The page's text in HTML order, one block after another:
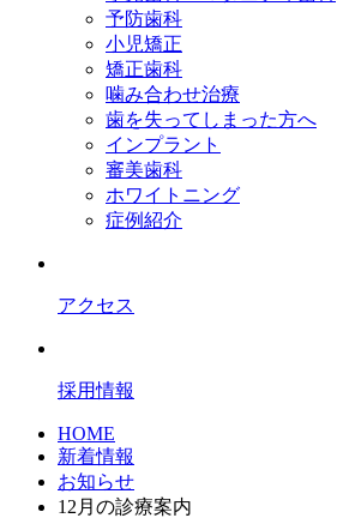
予防歯科
小児矯正
矯正歯科
噛み合わせ治療
歯を失ってしまった方へ
インプラント
審美歯科
ホワイトニング
症例紹介
アクセス
採用情報
HOME
新着情報
お知らせ
12月の診療案内